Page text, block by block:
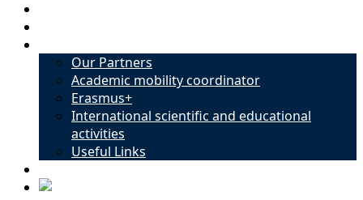
Our Partners
Academic mobility coordinator
Erasmus+
International scientific and educational
activities
Useful Links